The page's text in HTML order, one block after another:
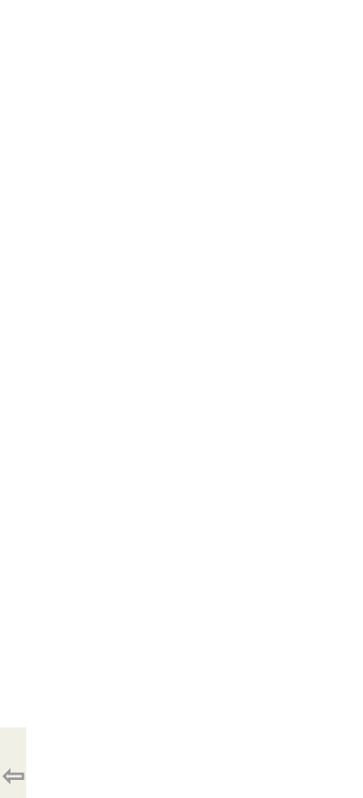
⇦